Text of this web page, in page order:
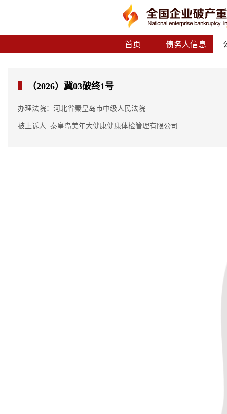
首页 债务人信息
（2026）冀03破终1号
办理法院：河北省秦皇岛市中级人民法院
被上诉人: 秦皇岛美年大健康健康体检管理有限公司